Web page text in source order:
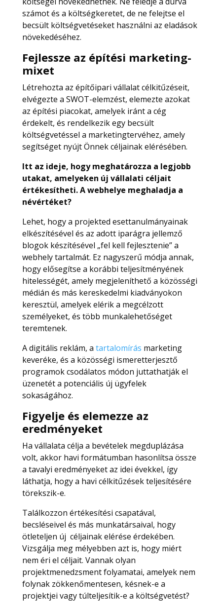
számot és a költségkeretet, de ne felejtse el
becsült költségvetéseket használni az eladások
növekedéséhez.
Fejlessze az építési marketing-
mixet
Létrehozta az építőipari vállalat célkitűzéseit,
elvégezte a SWOT-elemzést, elemezte azokat
az építési piacokat, amelyek iránt a cég
érdekelt, és rendelkezik egy becsült
költségvetéssel a marketingtervéhez, amely
segítséget nyújt Önnek céljainak elérésében.
Itt az ideje, hogy meghatározza a legjobb
utakat, amelyeken új vállalati céljait
értékesítheti. A webhelye meghaladja a
névértéket?
Lehet, hogy a projekted esettanulmányainak
elkészítésével és az adott iparágra jellemző
blogok készítésével „fel kell fejlesztenie” a
webhely tartalmát. Ez nagyszerű módja annak,
hogy elősegítse a korábbi teljesítményének
hitelességét, amely megjeleníthető a közösségi
médián és más kereskedelmi kiadványokon
keresztül, amelyek elérik a megcélzott
személyeket, és több munkalehetőséget
teremtenek.
A digitális reklám, a tartalomírás marketing
keveréke, és a közösségi ismeretterjesztő
programok csodálatos módon juttathatják el
üzenetét a potenciális új ügyfelek
sokaságához.
Figyelje és elemezze az
eredményeket
Ha vállalata célja a bevételek megduplázása
volt, akkor havi formátumban hasonlítsa össze
a tavalyi eredményeket az idei évekkel, így
láthatja, hogy a havi célkitűzések teljesítésére
törekszik-e.
Találkozzon értékesítési csapatával,
becsléseivel és más munkatársaival, hogy
ötleteljen új céljainak elérése érdekében.
Vizsgálja meg mélyebben azt is, hogy miért
nem éri el céljait. Vannak olyan
projektmenedzsment folyamatai, amelyek nem
folynak zökkenőmentesen, késnek-e a
projektjei vagy túlteljesítik-e a költségvetést?